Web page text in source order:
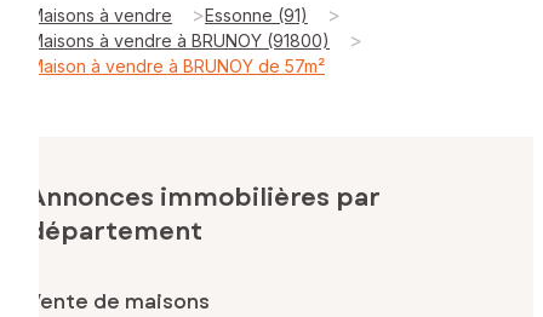
Maisons à vendre >Essonne (91) >
Maisons à vendre à BRUNOY (91800) >
Maison à vendre à BRUNOY de 57m²
Annonces immobilières par
département
Vente de maisons